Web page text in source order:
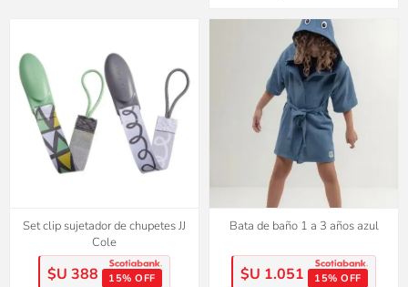
Set clip sujetador de chupetes JJ
Cole
$U 388 15% OFF
Bata de baño 1 a 3 años azul
$U 1.051 15% OFF